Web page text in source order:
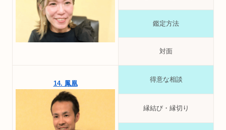
鑑定方法
対面
14. 鳳凰
得意な相談
縁結び・縁切り